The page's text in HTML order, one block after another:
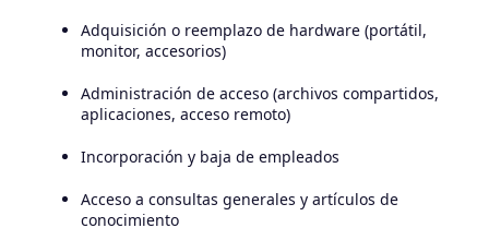
Adquisición o reemplazo de hardware (portátil,
monitor, accesorios)
Administración de acceso (archivos compartidos,
aplicaciones, acceso remoto)
Incorporación y baja de empleados
Acceso a consultas generales y artículos de
conocimiento